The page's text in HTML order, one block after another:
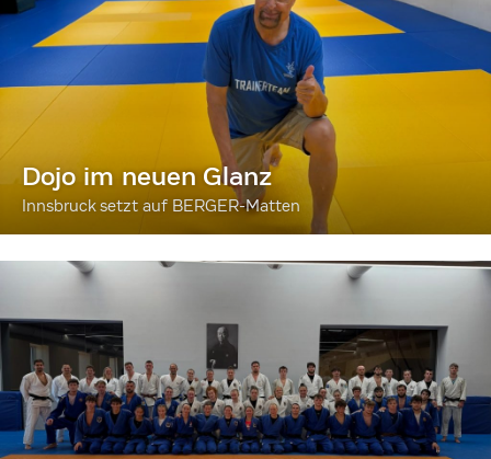
Dojo im neuen Glanz
Innsbruck setzt auf BERGER-Matten